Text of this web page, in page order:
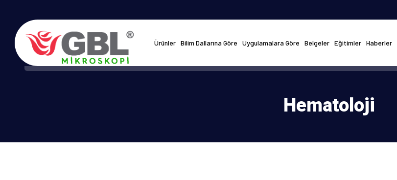
Ürünler Bilim Dallarına Göre Uygulamalara Göre Belgeler Eğitimler Haberler
Hematoloji